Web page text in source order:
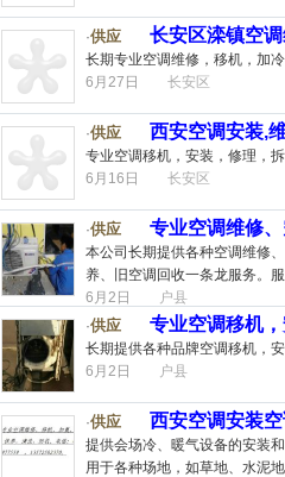
·供应 长安区滦镇空
长期专业空调维修，移机，加
6月27日
长安区
·供应 西安空调安装,
专业空调移机，安装，修理，
6月16日
长安区
·供应 专业空调维修
本公司长期提供各种空调维修
养、旧空调回收一条龙服务。
6月2日
户县
·供应 专业空调移机
长期提供各种品牌空调移机，
6月2日
户县
·供应 西安空调安装
提供会场冷、暖气设备的安装
用于各种场地，如草地、水泥